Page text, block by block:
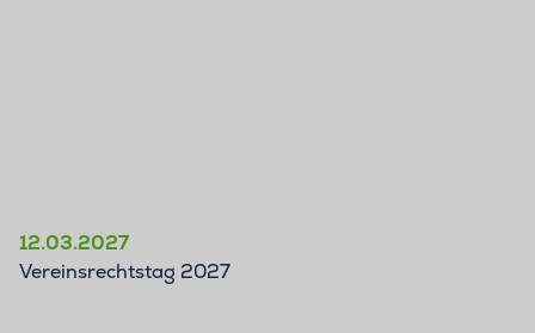
12.03.2027
Vereinsrechtstag 2027